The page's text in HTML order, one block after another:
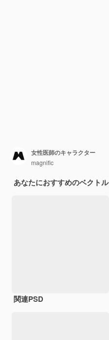
女性医師のキャラクター
magnific
あなたにおすすめのベクトル
関連PSD